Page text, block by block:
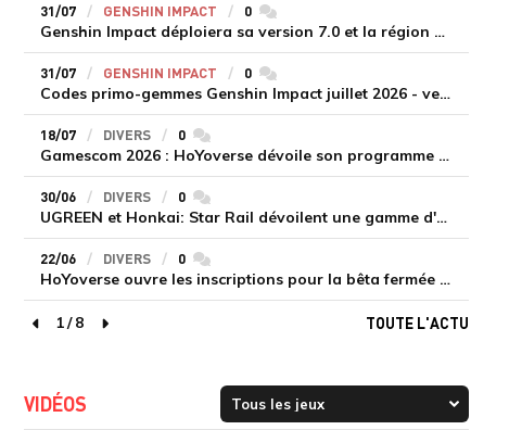
31/07 GENSHIN IMPACT 0commentaires
Genshin Impact déploiera sa version 7.0 et la région de Snezhnaya le 12 août
31/07 GENSHIN IMPACT 0commentaires
Codes primo-gemmes Genshin Impact juillet 2026 - version 7.0
18/07 DIVERS 0commentaires
Gamescom 2026 : HoYoverse dévoile son programme et présente deux nouveaux jeux inédits
30/06 DIVERS 0commentaires
UGREEN et Honkai: Star Rail dévoilent une gamme d'accessoires de recharge en édition limitée
22/06 DIVERS 0commentaires
HoYoverse ouvre les inscriptions pour la bêta fermée de Honkai : Nexus Anima
page précédente
1/8
page suivante
TOUTE L'ACTU
VIDÉOS